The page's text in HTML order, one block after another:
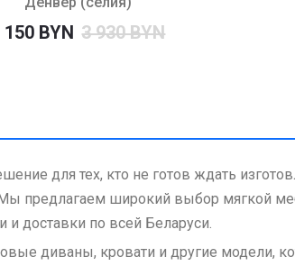
150 BYN 3 930 BYN
для тех, кто не готов ждать
предлагаем широкий выбор мягкой
доставки по всей Беларуси.
диваны, кровати и другие модели,